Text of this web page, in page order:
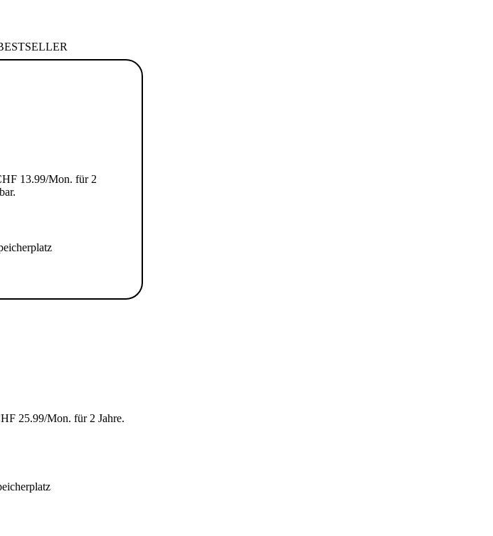
13.99/Mon. für 2
25.99/Mon. für 2 Jahre.